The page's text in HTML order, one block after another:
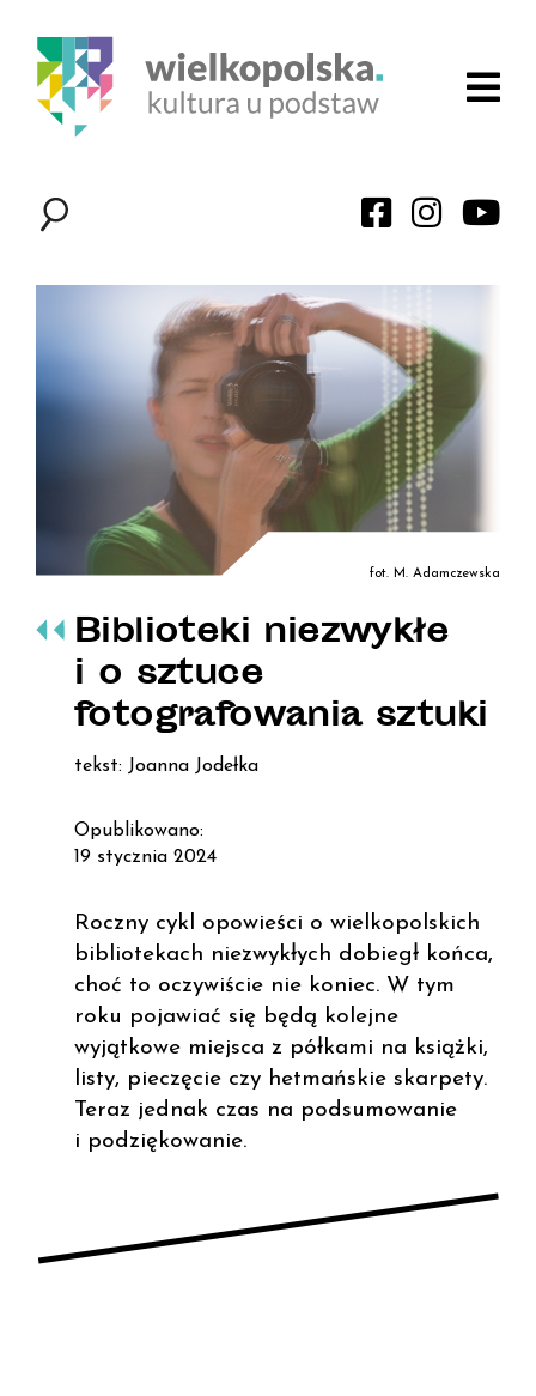
fot. M. Adamczewska
Biblioteki niezwykłe
i o sztuce
fotografowania sztuki
tekst: Joanna Jodełka
Opublikowano:
19 stycznia 2024
Roczny cykl opowieści o wielkopolskich
bibliotekach niezwykłych dobiegł końca,
choć to oczywiście nie koniec. W tym
roku pojawiać się będą kolejne
wyjątkowe miejsca z półkami na książki,
listy, pieczęcie czy hetmańskie skarpety.
Teraz jednak czas na podsumowanie
i podziękowanie.